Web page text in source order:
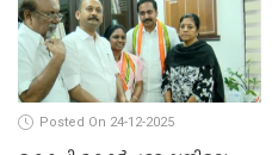
Posted On 24-12-2025